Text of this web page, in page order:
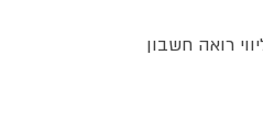
רואה חשבון